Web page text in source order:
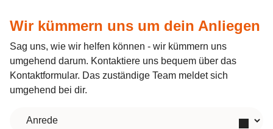
Grätzl-Zentrum Floridsdorf
Ruthnergasse 56-60/3, 1210 Wien
Auf Karte anzeigen
Route öffnen
Grätzl-Zentrum Hernals
Wir kümmern uns um dein Anliegen
Sag uns, wie wir helfen können - wir kümmern uns
umgehend darum. Kontaktiere uns bequem über das
Kontaktformular. Das zuständige Team meldet sich
umgehend bei dir.